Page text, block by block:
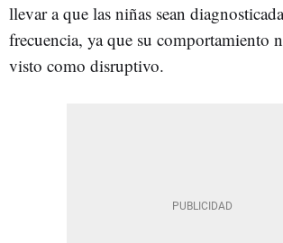
llevar a que las niñas sean
frecuencia, ya que su comportamiento
visto como disruptivo.